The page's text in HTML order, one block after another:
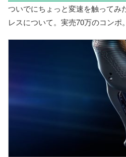
ついでにちょっと変速を触ってみ
レスについて。実売70万のコンポ。